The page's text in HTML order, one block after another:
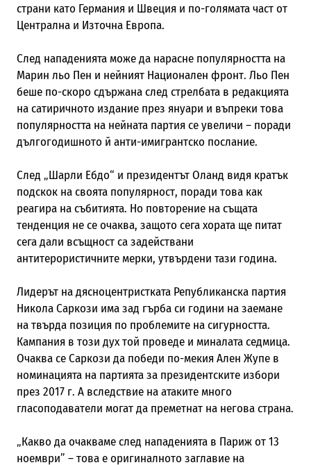
страни като Германия и Швеция и по-голямата част от
Централна и Източна Европа.
След нападенията може да нарасне популярността на
Марин льо Пен и нейният Национален фронт. Льо Пен
беше по-скоро сдържана след стрелбата в редакцията
на сатиричното издание през януари и въпреки това
популярността на нейната партия се увеличи – поради
дългогодишното й анти-имигрантско послание.
След „Шарли Ебдо“ и президентът Оланд видя кратък
подскок на своята популярност, поради това как
реагира на събитията. Но повторение на същата
тенденция не се очаква, защото сега хората ще питат
сега дали всъщност са задействани
антитерористичните мерки, утвърдени тази година.
Лидерът на дясноцентристката Републиканска партия
Никола Саркози има зад гърба си години на заемане
на твърда позиция по проблемите на сигурността.
Кампания в този дух той проведе и миналата седмица.
Очаква се Саркози да победи по-мекия Ален Жупе в
номинацията на партията за президентските избори
през 2017 г. А вследствие на атаките много
гласоподаватели могат да преметнат на негова страна.
„Какво да очакваме след нападенията в Париж от 13
ноември” – това е оригиналното заглавие на